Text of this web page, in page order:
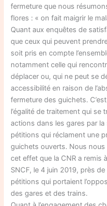
fermeture que nous
flores : « on fait maigrir le
Quant aux enquêtes de
que ceux qui peuvent
soit pris en compte
notamment celle qui
déplacer ou, qui ne peut se
accessibilité en raison de
fermeture des guichets.
l’égalité de traitement qui se
actions dans les gares par
pétitions qui réclament une
guichets ouverts. Nous
cet effet que la CNR a remis
SNCF, le 4 juin 2019, près
pétitions qui portaient
des gares et des trains.